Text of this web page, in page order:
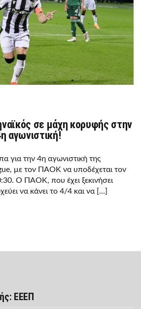
σε μάχη κορυφής στην
αγωνιστική!
για την 4η αγωνιστική της
με τον ΠΑΟΚ να υποδέχεται τον
Ο ΠΑΟΚ, που έχει ξεκινήσει
να κάνει το 4/4 και να […]
ΕΕΕΠ